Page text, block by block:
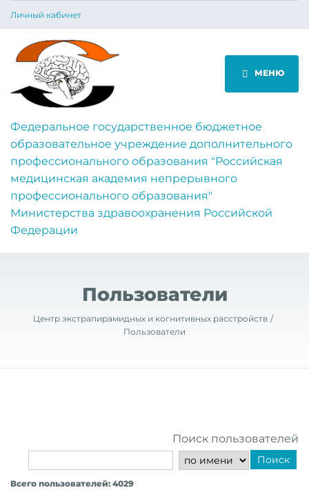
Личный кабинет
МЕНЮ
Федеральное государственное бюджетное
образовательное учреждение дополнительного
профессионального образования "Российская
медицинская академия непрерывного
профессионального образования"
Министерства здравоохранения Российской
Федерации
Пользователи
Центр экстрапирамидных и когнитивных расстройств
Пользователи
Поиск пользователей
Поиск
Всего пользователей: 4029